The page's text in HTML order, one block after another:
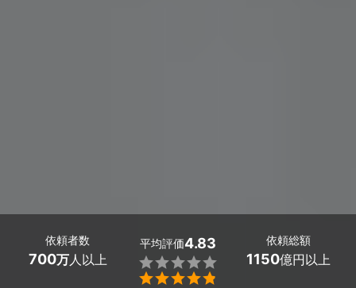
依頼者数
700万人以上
平均評価4.83


依頼総額
1150億円以上